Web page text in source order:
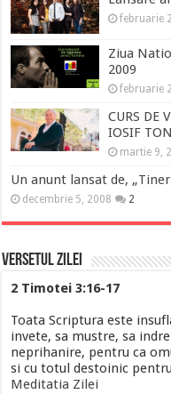
februarie
Ziua
2009
februarie
CURS DE
IOSIF TON
martie 9,
Un anunt lansat de,
decembrie 5, 2008 2
Versetul Zilei
2 Timotei 3:16-17
Toata Scriptura este
invete, sa mustre, sa
neprihanire, pentru ca
si cu totul destoinic
Meditatia Zilei